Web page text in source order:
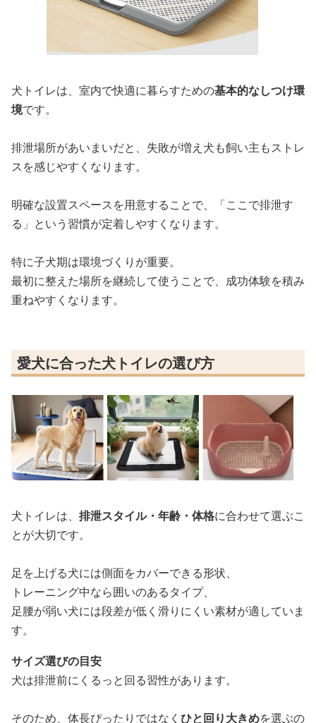
犬トイレは、室内で快適に暮らすための基本的なしつけ環
境です。
排泄場所があいまいだと、失敗が増え犬も飼い主もストレ
スを感じやすくなります。
明確な設置スペースを用意することで、「ここで排泄す
る」という習慣が定着しやすくなります。
特に子犬期は環境づくりが重要。
最初に整えた場所を継続して使うことで、成功体験を積み
重ねやすくなります。
愛犬に合った犬トイレの選び方
犬トイレは、 排泄スタイル・年齢・体格に合わせて選ぶこ
とが大切です。
足を上げる犬には側面をカバーできる形状、
トレーニング中なら囲いのあるタイプ、
足腰が弱い犬には段差が低く滑りにくい素材が適していま
す。
サイズ選びの目安
犬は排泄前にくるっと回る習性があります。
そのため、体長ぴったりではなく ひと回り大きめを選ぶの